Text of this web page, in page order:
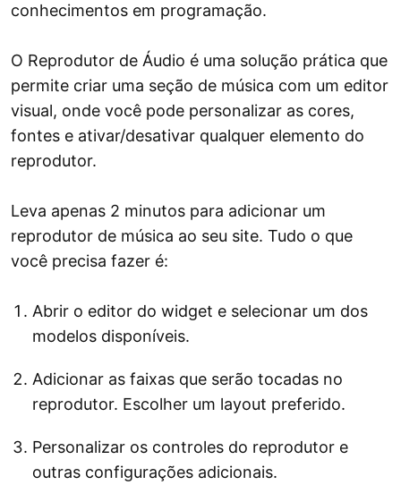
conhecimentos em programação.
O Reprodutor de Áudio é uma solução prática que
permite criar uma seção de música com um editor
visual, onde você pode personalizar as cores,
fontes e ativar/desativar qualquer elemento do
reprodutor.
Leva apenas 2 minutos para adicionar um
reprodutor de música ao seu site. Tudo o que
você precisa fazer é:
Abrir o editor do widget e selecionar um dos
modelos disponíveis.
Adicionar as faixas que serão tocadas no
reprodutor. Escolher um layout preferido.
Personalizar os controles do reprodutor e
outras configurações adicionais.